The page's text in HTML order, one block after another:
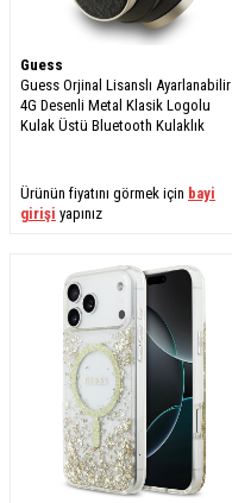
Guess
Guess Orjinal Lisanslı Ayarlanabilir
4G Desenli Metal Klasik Logolu
Kulak Üstü Bluetooth Kulaklık
Ürünün fiyatını görmek için bayi
girişi yapınız